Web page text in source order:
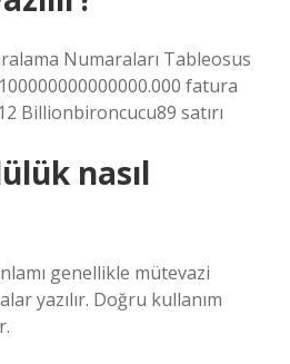
Numaraları Tableosus
fatura
Billionbironcucu89 satırı
nasıl
genellikle mütevazi
yazılır. Doğru kullanım